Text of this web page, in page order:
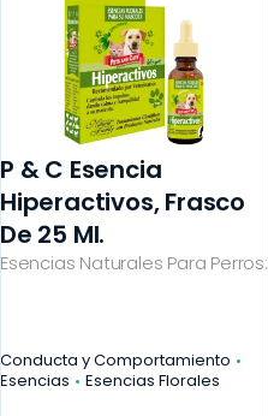
Esencias Naturales Para Perros:
P & C Esencia
Hiperactivos, Frasco
De 25 Ml.
Conducta y Comportamiento
Esencias
Esencias Florales